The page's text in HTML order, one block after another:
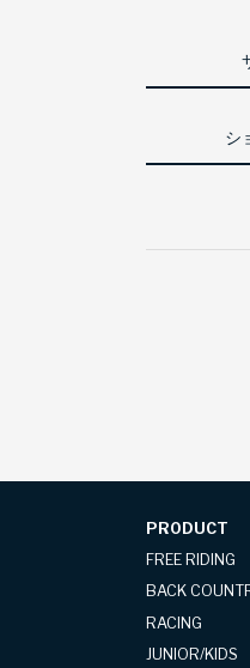
シ
PRODUCT
FREE RIDING
BACK
RACING
JUNIOR/KIDS